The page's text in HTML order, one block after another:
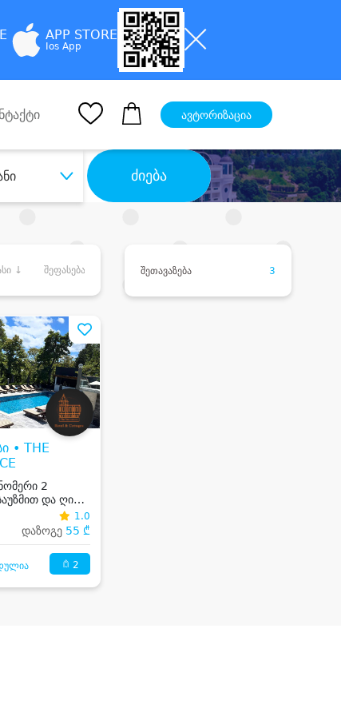
APP STORE
Ios App
ავტორიზაცია
ძიება
↓ შეფასება შეთავაზება 3
• THE
2
და ღია
1.0
დაზოგე 55 ₾
2